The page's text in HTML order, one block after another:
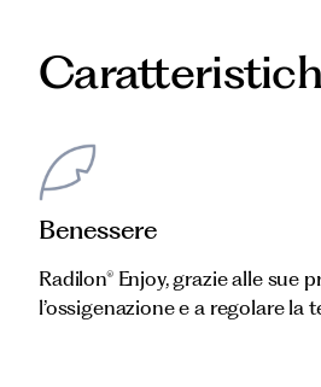
Benessere
Radilon® Enjoy, grazie alle sue
l’ossigenazione e a regolare la